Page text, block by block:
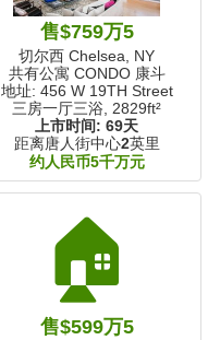
售$759万5
切尔西 Chelsea, NY
共有公寓 CONDO 康斗
地址: 456 W 19TH Street
三房一厅三浴, 2829ft²
上市时间: 69天
距离唐人街中心2英里
约人民币5千万元
🏠
售$599万5